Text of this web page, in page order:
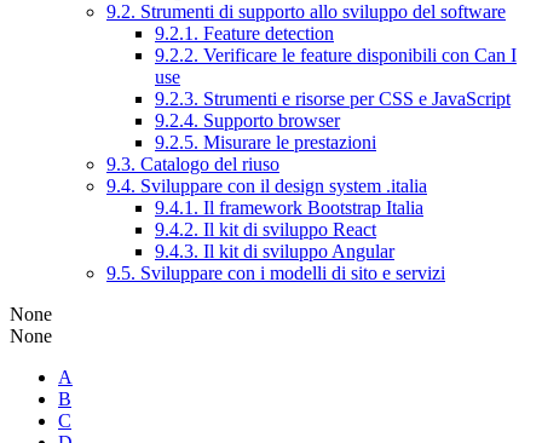
9.2. Strumenti di supporto allo sviluppo del software
9.2.1. Feature detection
9.2.2. Verificare le feature disponibili con Can I
use
9.2.3. Strumenti e risorse per CSS e JavaScript
9.2.4. Supporto browser
9.2.5. Misurare le prestazioni
9.3. Catalogo del riuso
9.4. Sviluppare con il design system .italia
9.4.1. Il framework Bootstrap Italia
9.4.2. Il kit di sviluppo React
9.4.3. Il kit di sviluppo Angular
9.5. Sviluppare con i modelli di sito e servizi
None
None
A
B
C